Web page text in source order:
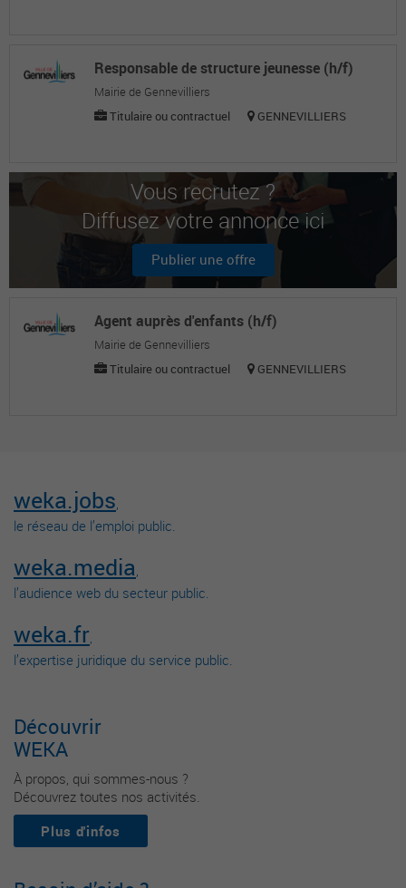
Responsable de structure jeunesse (h/f)
Mairie de Gennevilliers
Titulaire ou contractuel
GENNEVILLIERS
Vous recrutez ?
Diffusez votre annonce ici
Publier une offre
Agent auprès d'enfants (h/f)
Mairie de Gennevilliers
Titulaire ou contractuel
GENNEVILLIERS
weka.jobs,
le réseau de l’emploi public.
weka.media,
l’audience web du secteur public.
weka.fr,
l’expertise juridique du service public.
Découvrir
WEKA
À propos, qui sommes-nous ?
Découvrez toutes nos activités.
Plus d'infos